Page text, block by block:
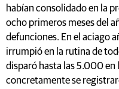
habían consolidado en la
ocho primeros meses del
defunciones. En el aciago
irrumpió en la rutina de
disparó hasta las 5.000 en
concretamente se